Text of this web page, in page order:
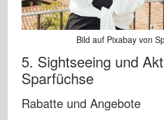
Bild auf Pixabay von
5. Sightseeing und
Sparfüchse
Rabatte und Angebote